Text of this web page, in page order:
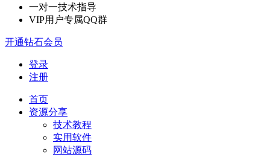
一对一技术指导
VIP用户专属QQ群
开通钻石会员
登录
注册
首页
资源分享
技术教程
实用软件
网站源码